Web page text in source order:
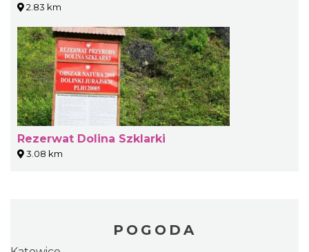
2.83 km
Rezerwat Dolina Szklarki
3.08 km
POGODA